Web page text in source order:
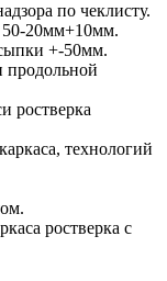
по чеклисту.
50-20мм+10мм.
+-50мм.
продольной
ростверка
технологий
ростверка с